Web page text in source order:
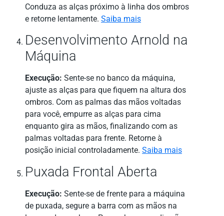
Conduza as alças próximo à linha dos ombros
e retorne lentamente. Saiba mais
Desenvolvimento Arnold na
Máquina
Execução: Sente-se no banco da máquina,
ajuste as alças para que fiquem na altura dos
ombros. Com as palmas das mãos voltadas
para você, empurre as alças para cima
enquanto gira as mãos, finalizando com as
palmas voltadas para frente. Retorne à
posição inicial controladamente. Saiba mais
Puxada Frontal Aberta
Execução: Sente-se de frente para a máquina
de puxada, segure a barra com as mãos na